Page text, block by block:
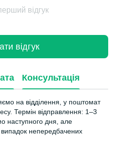
відгук
відгук
Консультація
на відділення, у поштомат
Термін відправлення: 1–3
наступного дня, але
непередбачених